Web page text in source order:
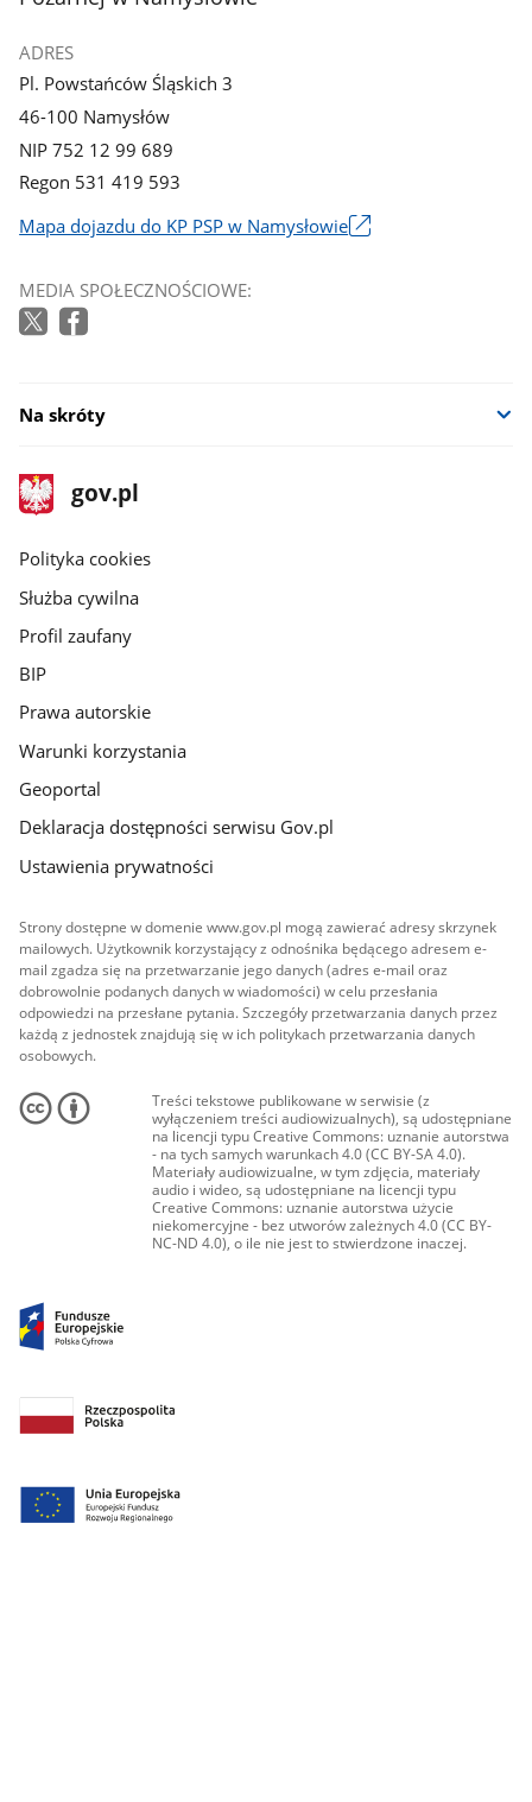
ADRES
Pl. Powstańców Śląskich 3
46-100 Namysłów
NIP 752 12 99 689
Regon 531 419 593
Mapa dojazdu do KP PSP w Namysłowie
się
w
MEDIA SPOŁECZNOŚCIOWE:
Na skróty
stopka
gov.pl
Strona
gov.pl
gov.pl
Polityka cookies
Służba cywilna
Profil zaufany
BIP
Prawa autorskie
Warunki korzystania
Geoportal
Deklaracja dostępności serwisu Gov.pl
Ustawienia prywatności
Strony dostępne w domenie www.gov.pl mogą zawierać adresy skrzynek
mailowych. Użytkownik korzystający z odnośnika będącego adresem e-
mail zgadza się na przetwarzanie jego danych (adres e-mail oraz
dobrowolnie podanych danych w wiadomości) w celu przesłania
odpowiedzi na przesłane pytania. Szczegóły przetwarzania danych przez
każdą z jednostek znajdują się w ich politykach przetwarzania danych
osobowych.
Treści tekstowe publikowane w serwisie (z
wyłączeniem treści audiowizualnych), są udostępniane
na licencji typu Creative Commons: uznanie autorstwa
- na tych samych warunkach 4.0 (CC BY-SA 4.0).
Materiały audiowizualne, w tym zdjęcia, materiały
audio i wideo, są udostępniane na licencji typu
Creative Commons: uznanie autorstwa użycie
niekomercyjne - bez utworów zależnych 4.0 (CC BY-
NC-ND 4.0), o ile nie jest to stwierdzone inaczej.